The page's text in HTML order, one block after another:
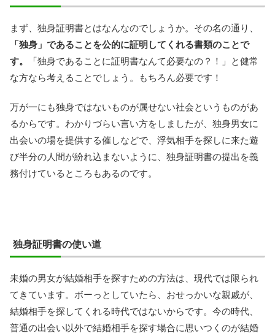
まず、独身証明書とはなんなのでしょうか。その名の通り、
「独身」であることを公的に証明してくれる書類のことで
す。
「独身であることに証明書なんて必要なの？！」と健常
な方なら考えることでしょう。もちろん必要です！
万が一にも独身ではないものが属せない社会というものがあ
るからです。わかりづらい言い方をしましたが、独身男女に
出会いの場を提供する催しなどで、浮気相手を探しに来た遊
び半分の人間が紛れ込まないように、独身証明書の提出を義
務付けているところもあるのです。
独身証明書の使い道
未婚の男女が結婚相手を探すための方法は、現代では限られ
てきています。ボーっとしていたら、おせっかいな親戚が、
結婚相手を探してくれる時代ではないからです。今の時代、
普通の出会い以外で結婚相手を探す場合に思いつくのが結婚